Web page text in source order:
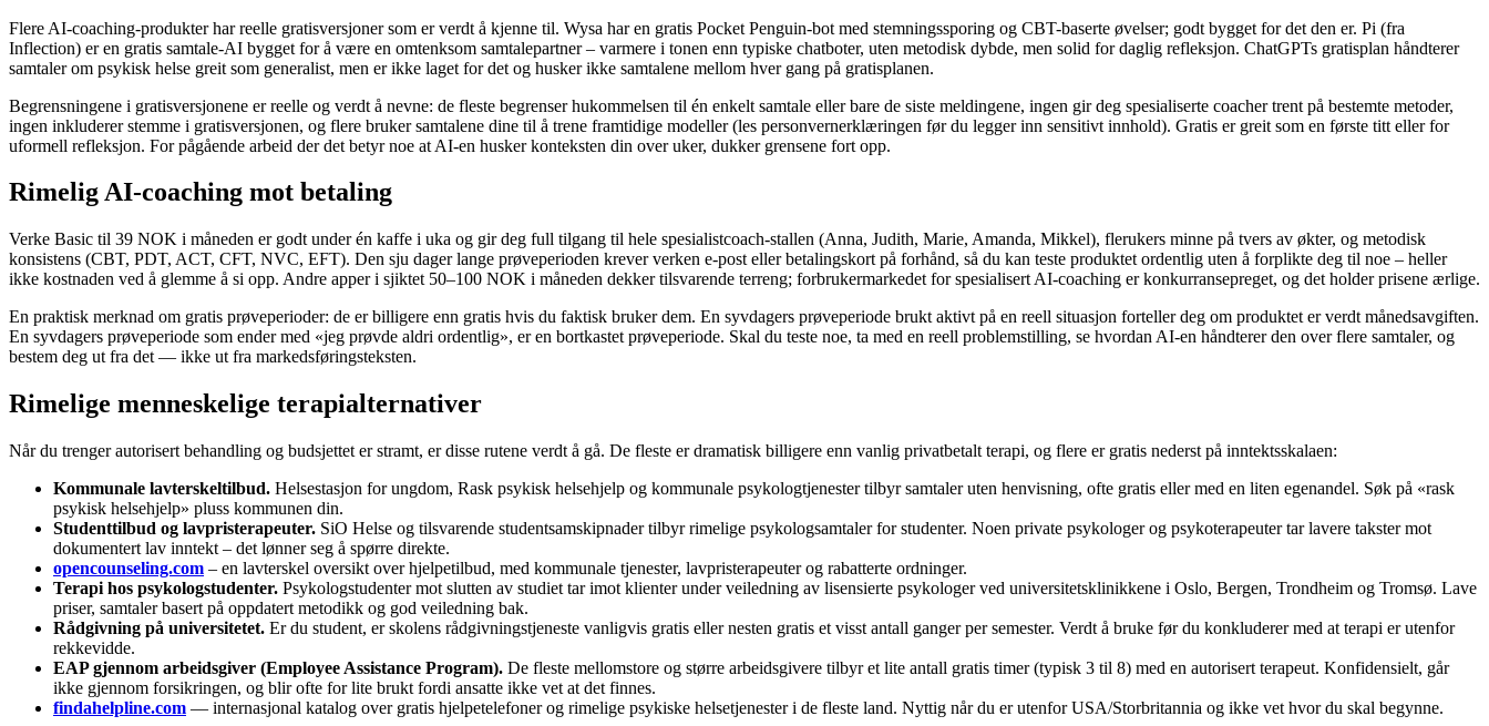
Flere AI-coaching-produkter har reelle gratisversjoner som er verdt å kjenne til. Wysa har en gratis Pocket Penguin-bot med stemningssporing og CBT-baserte øvelser; godt bygget for det den er. Pi (fra
Inflection) er en gratis samtale-AI bygget for å være en omtenksom samtalepartner – varmere i tonen enn typiske chatboter, uten metodisk dybde, men solid for daglig refleksjon. ChatGPTs gratisplan håndterer
samtaler om psykisk helse greit som generalist, men er ikke laget for det og husker ikke samtalene mellom hver gang på gratisplanen.
Begrensningene i gratisversjonene er reelle og verdt å nevne: de fleste begrenser hukommelsen til én enkelt samtale eller bare de siste meldingene, ingen gir deg spesialiserte coacher trent på bestemte metoder,
ingen inkluderer stemme i gratisversjonen, og flere bruker samtalene dine til å trene framtidige modeller (les personvernerklæringen før du legger inn sensitivt innhold). Gratis er greit som en første titt eller for
uformell refleksjon. For pågående arbeid der det betyr noe at AI-en husker konteksten din over uker, dukker grensene fort opp.
Rimelig AI-coaching mot betaling
Verke Basic til 39 NOK i måneden er godt under én kaffe i uka og gir deg full tilgang til hele spesialistcoach-stallen (Anna, Judith, Marie, Amanda, Mikkel), flerukers minne på tvers av økter, og metodisk
konsistens (CBT, PDT, ACT, CFT, NVC, EFT). Den sju dager lange prøveperioden krever verken e-post eller betalingskort på forhånd, så du kan teste produktet ordentlig uten å forplikte deg til noe – heller
ikke kostnaden ved å glemme å si opp. Andre apper i sjiktet 50–100 NOK i måneden dekker tilsvarende terreng; forbrukermarkedet for spesialisert AI-coaching er konkurransepreget, og det holder prisene ærlige.
En praktisk merknad om gratis prøveperioder: de er billigere enn gratis hvis du faktisk bruker dem. En syvdagers prøveperiode brukt aktivt på en reell situasjon forteller deg om produktet er verdt månedsavgiften.
En syvdagers prøveperiode som ender med «jeg prøvde aldri ordentlig», er en bortkastet prøveperiode. Skal du teste noe, ta med en reell problemstilling, se hvordan AI-en håndterer den over flere samtaler, og
bestem deg ut fra det — ikke ut fra markedsføringsteksten.
Rimelige menneskelige terapialternativer
Når du trenger autorisert behandling og budsjettet er stramt, er disse rutene verdt å gå. De fleste er dramatisk billigere enn vanlig privatbetalt terapi, og flere er gratis nederst på inntektsskalaen:
Kommunale lavterskeltilbud. Helsestasjon for ungdom, Rask psykisk helsehjelp og kommunale psykologtjenester tilbyr samtaler uten henvisning, ofte gratis eller med en liten egenandel. Søk på «rask
psykisk helsehjelp» pluss kommunen din.
Studenttilbud og lavpristerapeuter. SiO Helse og tilsvarende studentsamskipnader tilbyr rimelige psykologsamtaler for studenter. Noen private psykologer og psykoterapeuter tar lavere takster mot
dokumentert lav inntekt – det lønner seg å spørre direkte.
opencounseling.com – en lavterskel oversikt over hjelpetilbud, med kommunale tjenester, lavpristerapeuter og rabatterte ordninger.
Terapi hos psykologstudenter. Psykologstudenter mot slutten av studiet tar imot klienter under veiledning av lisensierte psykologer ved universitetsklinikkene i Oslo, Bergen, Trondheim og Tromsø. Lave
priser, samtaler basert på oppdatert metodikk og god veiledning bak.
Rådgivning på universitetet. Er du student, er skolens rådgivningstjeneste vanligvis gratis eller nesten gratis et visst antall ganger per semester. Verdt å bruke før du konkluderer med at terapi er utenfor
rekkevidde.
EAP gjennom arbeidsgiver (Employee Assistance Program). De fleste mellomstore og større arbeidsgivere tilbyr et lite antall gratis timer (typisk 3 til 8) med en autorisert terapeut. Konfidensielt, går
ikke gjennom forsikringen, og blir ofte for lite brukt fordi ansatte ikke vet at det finnes.
findahelpline.com — internasjonal katalog over gratis hjelpetelefoner og rimelige psykiske helsetjenester i de fleste land. Nyttig når du er utenfor USA/Storbritannia og ikke vet hvor du skal begynne.